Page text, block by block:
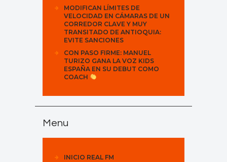
MODIFICAN LÍMITES DE
VELOCIDAD EN CÁMARAS DE UN
CORREDOR CLAVE Y MUY
TRANSITADO DE ANTIOQUIA:
EVITE SANCIONES
CON PASO FIRME: MANUEL
TURIZO GANA LA VOZ KIDS
ESPAÑA EN SU DEBUT COMO
COACH
Menu
INICIO REAL FM